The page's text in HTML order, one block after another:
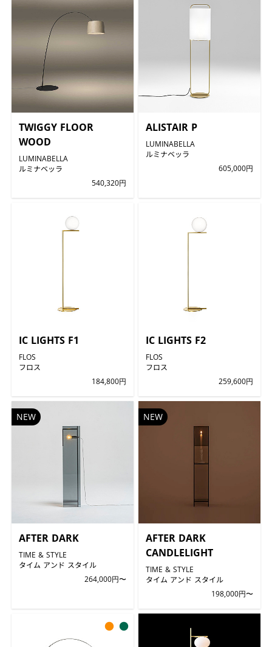
TWIGGY FLOOR
WOOD
LUMINABELLA
ルミナベッラ
540,320円
ALISTAIR P
LUMINABELLA
ルミナベッラ
605,000円
IC LIGHTS F1
FLOS
フロス
184,800円
IC LIGHTS F2
FLOS
フロス
259,600円
AFTER DARK
TIME & STYLE
タイム アンド スタイル
264,000円〜
NEW
AFTER DARK
CANDLELIGHT
TIME & STYLE
タイム アンド スタイル
198,000円〜
NEW
● ●